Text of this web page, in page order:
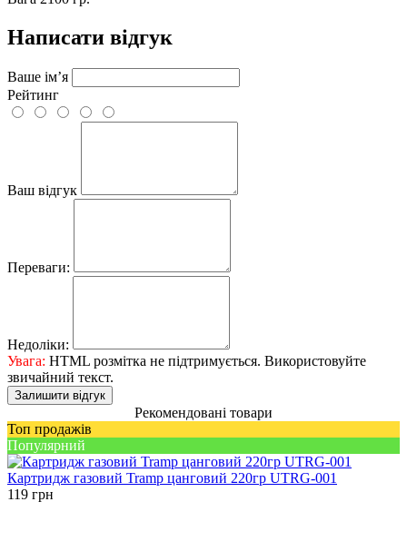
Написати відгук
Ваше ім’я
Рейтинг
Ваш відгук
Переваги:
Недоліки:
Увага: HTML розмітка не підтримується. Використовуйте
звичайний текст.
Залишити відгук
Рекомендовані товари
Топ продажів
Популярний
Картридж газовий Tramp цанговий 220гр UTRG-001
119 грн